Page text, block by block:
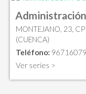
MONTEJANO, 23,
(CUENCA)
Teléfono:
Ver series >